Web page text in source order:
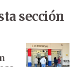
sección